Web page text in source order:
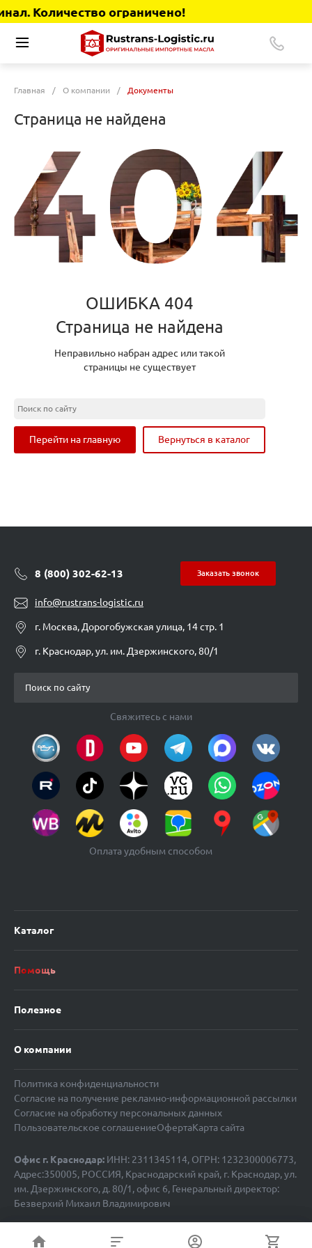
Количество ограничено!
Главная / О компании / Документы
Страница не найдена
ОШИБКА 404
Страница не найдена
Неправильно набран адрес или такой
страницы не существует
Перейти на главную Вернуться в каталог
8 (800) 302-62-13 Заказать звонок
info@rustrans-logistic.ru
г. Москва, Дорогобужская улица, 14 стр. 1
г. Краснодар, ул. им. Дзержинского, 80/1
Каталог
Помощь
Полезное
О компании
Политика конфиденциальности
Согласие на получение рекламно-информационной рассылки
Согласие на обработку персональных данных
Пользовательское соглашениеОфертаКарта сайта
Свяжитесь с нами
Оплата удобным способом
Офис г. Краснодар: ИНН: 2311345114, ОГРН: 1232300006773,
Адрес:350005, РОССИЯ, Краснодарский край, г. Краснодар, ул.
им. Дзержинского, д. 80/1, офис 6, Генеральный директор:
Безверхий Михаил Владимирович